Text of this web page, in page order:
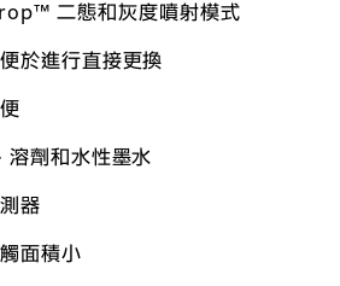
二態和灰度噴射模式
於進行直接更換
溶劑和水性墨水
器
面積小